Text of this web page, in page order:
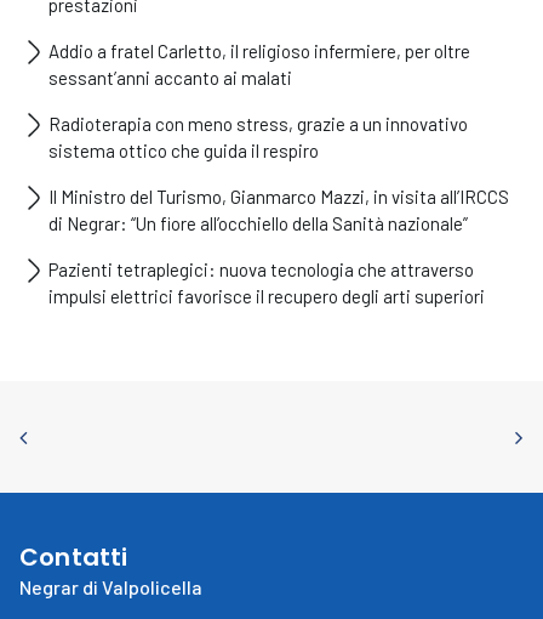
prestazioni
Addio a fratel Carletto, il religioso infermiere, per oltre
sessant’anni accanto ai malati
Radioterapia con meno stress, grazie a un innovativo
sistema ottico che guida il respiro
Il Ministro del Turismo, Gianmarco Mazzi, in visita all’IRCCS
di Negrar: “Un fiore all’occhiello della Sanità nazionale”
Pazienti tetraplegici: nuova tecnologia che attraverso
impulsi elettrici favorisce il recupero degli arti superiori
Contatti
Negrar di Valpolicella